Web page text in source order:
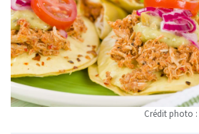
Crédit photo :